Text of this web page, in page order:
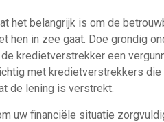
het belangrijk is om de
hen in zee gaat. Doe grondig
kredietverstrekker een
met kredietverstrekkers
de lening is verstrekt.
uw financiële situatie